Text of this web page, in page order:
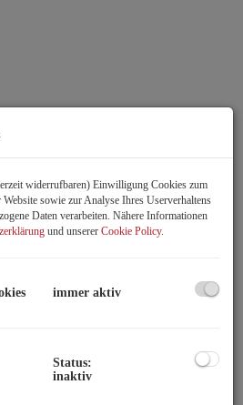
widerrufbaren) Einwilligung Cookies zum
sowie zur Analyse Ihres Userverhaltens
Daten verarbeiten. Nähere Informationen
und unserer Cookie Policy.
immer aktiv
Status:
inaktiv